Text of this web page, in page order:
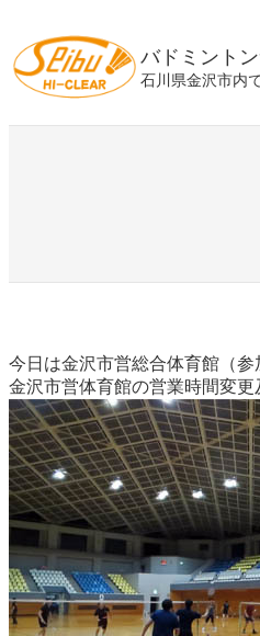
を
ス
バドミント
石川県金沢市内
今日は金沢市営総合体育館（参
金沢市営体育館の営業時間変